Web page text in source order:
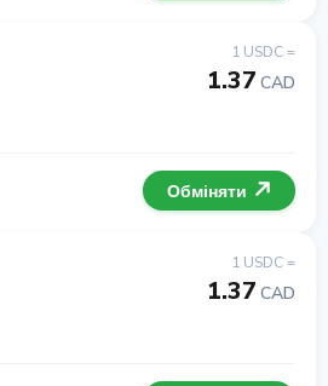
1 USDC =
1.37 CAD
Обміняти
1 USDC =
1.37 CAD